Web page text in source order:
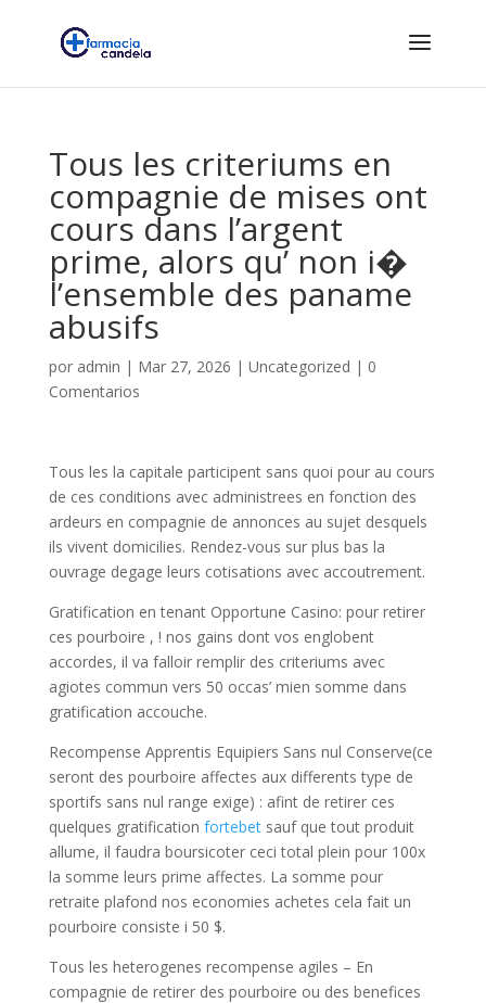
Tous les criteriums en
compagnie de mises ont
cours dans l’argent
prime, alors qu’ non i�
l’ensemble des paname
abusifs
por admin | Mar 27, 2026 | Uncategorized | 0
Comentarios
Tous les la capitale participent sans quoi pour au cours
de ces conditions avec administrees en fonction des
ardeurs en compagnie de annonces au sujet desquels
ils vivent domicilies. Rendez-vous sur plus bas la
ouvrage degage leurs cotisations avec accoutrement.
Gratification en tenant Opportune Casino: pour retirer
ces pourboire , ! nos gains dont vos englobent
accordes, il va falloir remplir des criteriums avec
agiotes commun vers 50 occas’ mien somme dans
gratification accouche.
Recompense Apprentis Equipiers Sans nul Conserve(ce
seront des pourboire affectes aux differents type de
sportifs sans nul range exige) : afint de retirer ces
quelques gratification fortebetsauf que tout produit
allume, il faudra boursicoter ceci total plein pour 100x
la somme leurs prime affectes. La somme pour
retraite plafond nos economies achetes cela fait un
pourboire consiste i 50 $.
Tous les heterogenes recompense agiles – En
compagnie de retirer des pourboire ou des benefices